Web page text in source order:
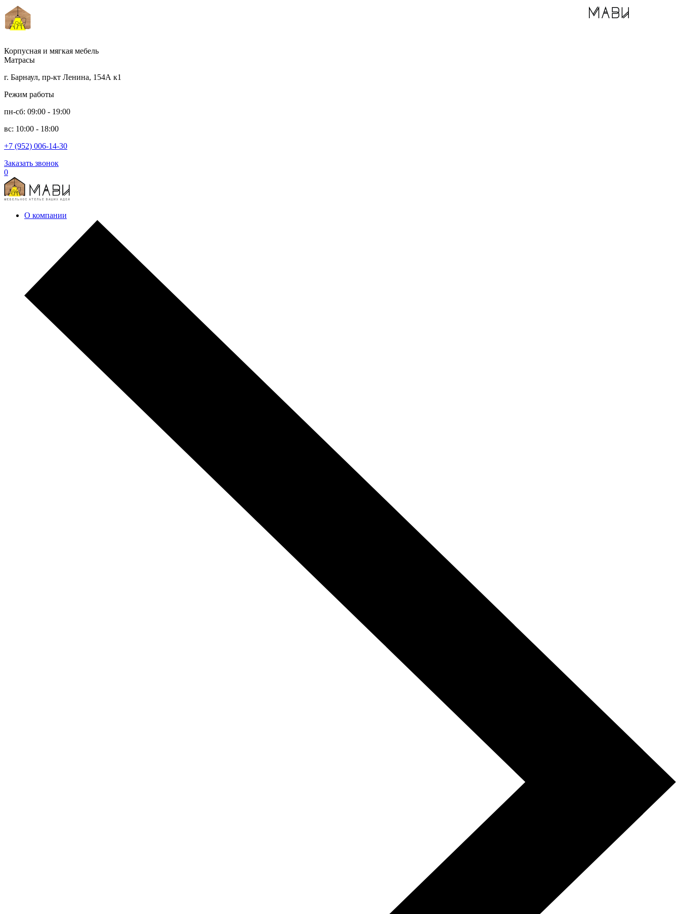
Корпусная и мягкая мебель
Матрасы
г. Барнаул, пр-кт Ленина, 154А к1
Режим работы
пн-сб: 09:00 - 19:00
вс: 10:00 - 18:00
+7 (952) 006-14-30
Заказать звонок
0
О компании